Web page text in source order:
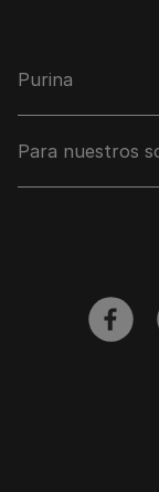
Purina
Para nuestros